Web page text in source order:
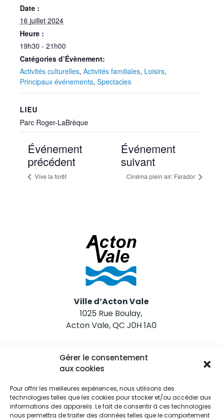
Gérer le consentement
aux cookies
Pour offrir les meilleures expériences, nous utilisons des
technologies telles que les cookies pour stocker et/ou accéder aux
informations des appareils. Le fait de consentir à ces technologies
nous permettra de traiter des données telles que le comportement
Date :
16 juillet 2024
Heure :
19h30 - 21h00
Catégories d’Évènement:
Activités culturelles, Activités familiales, Loisirs,
Principaux événements, Spectacles
LIEU
Parc Roger-LaBrèque
Événement
précédent
Vive la forêt
Événement
suivant
Cinéma plein air: Farador
Ville d’Acton Vale
1025 Rue Boulay,
Acton Vale, QC J0H 1A0
Nous joindre
Tél. 450 546-2703